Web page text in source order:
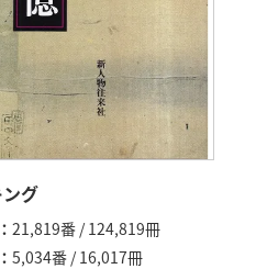
グ
21,819番 / 124,819冊
5,034番 / 16,017冊